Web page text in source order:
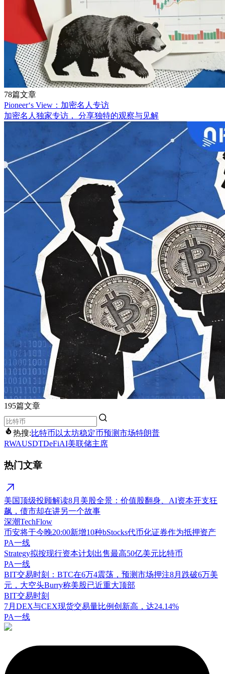
78篇文章
Pioneer‘s View：加密名人专访
加密名人独家专访， 分享独特的观察与见解
195篇文章
热搜:比特币 以太坊稳定币预测市场特朗普
RWAUSDTDeFiAI美联储主席
热门文章
美国顶级投顾解读8月美股全景：价值股翻身、AI资本开支狂
飙，债市却在讲另一个故事
深潮TechFlow
币安将于今晚20:00新增10种bStocks代币化证券作为抵押资产
PA一线
Strategy拟按现行资本计划出售最高50亿美元比特币
PA一线
BIT交易时刻：BTC在6万4震荡，预测市场押注8月跌破6万美
元，大空头Burry称美股已近重大顶部
BIT交易时刻
7月DEX与CEX现货交易量比例创新高，达24.14%
PA一线